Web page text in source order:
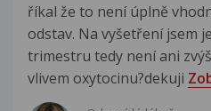
říkal že to není úplně
odstav. Na vyšetření jsem
trimestru tedy není ani
vlivem oxytocinu?dekuji